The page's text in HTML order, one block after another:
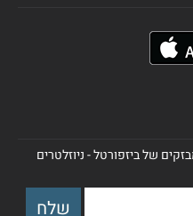
של ביזפורטל - ניוזלטרים